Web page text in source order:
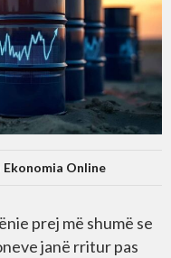
Ekonomia Online
prej më shumë se
janë rritur pas